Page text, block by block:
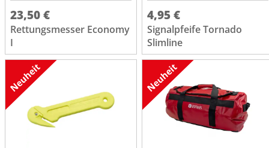
23,50 €
Rettungsmesser Economy
I
4,95 €
Signalpfeife Tornado
Slimline